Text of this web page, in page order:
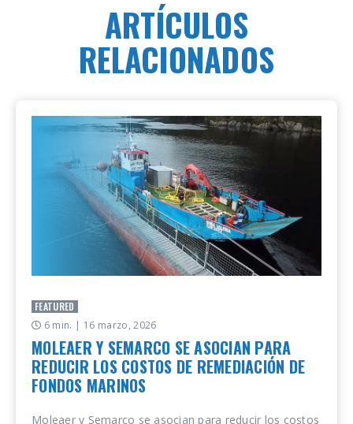
ARTÍCULOS
RELACIONADOS
FEATURED
6 min. | 16 marzo, 2026
MOLEAER Y SEMARCO SE ASOCIAN PARA
REDUCIR LOS COSTOS DE REMEDIACIÓN DE
FONDOS MARINOS
Moleaer y Semarco se asocian para reducir los costos